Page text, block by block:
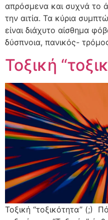
απρόσμενα και συχνά το
την αιτία. Τα κύρια
είναι διάχυτο αίσθημα
δύσπνοια, πανικός-
Τοξική
Τοξική “τοξικότητα” (;)